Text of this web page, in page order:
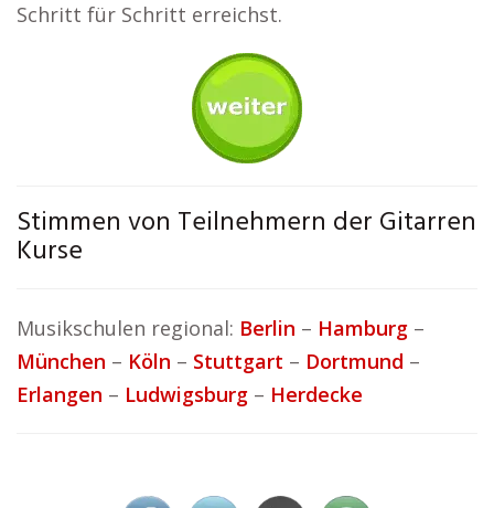
Schritt für Schritt erreichst.
Stimmen von Teilnehmern der Gitarren
Kurse
Musikschulen regional: Berlin – Hamburg –
München – Köln – Stuttgart – Dortmund –
Erlangen – Ludwigsburg – Herdecke